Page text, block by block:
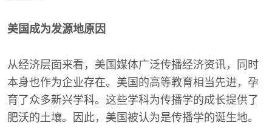
美国成为发源地原因
从经济层面来看，美国媒体广泛传播经济资讯，同时
本身也作为企业存在。美国的高等教育相当先进，孕
育了众多新兴学科。这些学科为传播学的成长提供了
肥沃的土壤。因此，美国被认为是传播学的诞生地。